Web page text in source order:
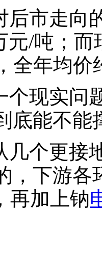
后市走向
元/吨；
全年均价
个现实问
底能不能
几个更接
，下游
再加上钠